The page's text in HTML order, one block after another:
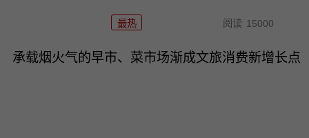
最热 阅读 15000
承载烟火气的早市、菜市场渐成文旅消费新增长点